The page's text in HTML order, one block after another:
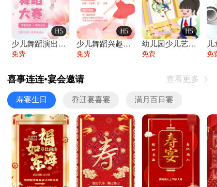
H5
少儿舞蹈演出舞蹈比赛跳舞大赛文艺汇演活动
免费
H5
少儿舞蹈兴趣班艺术培训学校招生宣传
免费
H5
幼儿园少儿艺术展览绘画展摄影作品展美术展
免费 免
喜事连连•宴会邀请 查看更多 
寿宴生日 乔迁宴喜宴 满月百日宴